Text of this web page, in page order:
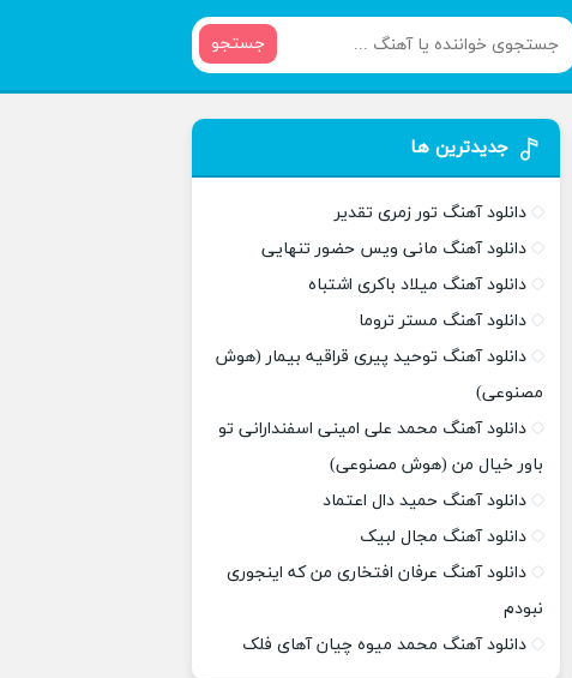
جستجو
جدیدترین ها
دانلود آهنگ تور زمری تقدیر
دانلود آهنگ مانی ویس حضور تنهایی
دانلود آهنگ میلاد باکری اشتباه
دانلود آهنگ مستر تروما
دانلود آهنگ توحید پیری قراقیه بیمار (هوش
مصنوعی)
دانلود آهنگ محمد علی امینی اسفندارانی تو
باور خیال من (هوش مصنوعی)
دانلود آهنگ حمید دال اعتماد
دانلود آهنگ مجال لبیک
دانلود آهنگ عرفان افتخاری من که اینجوری
نبودم
دانلود آهنگ محمد میوه چیان آهای فلک